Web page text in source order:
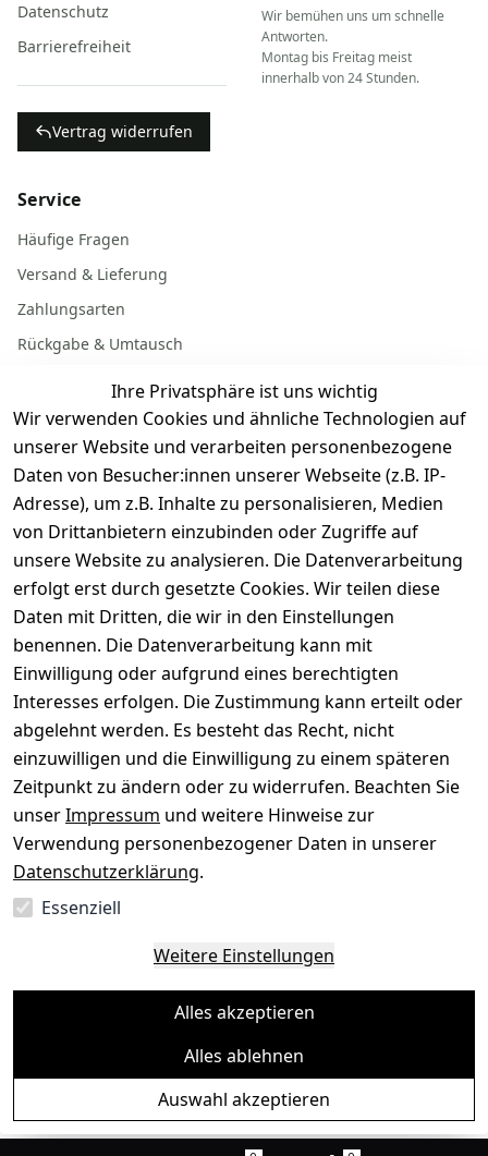
Ihre Privatsphäre ist uns wichtig
Wir verwenden Cookies und ähnliche Technologien auf
unserer Website und verarbeiten personenbezogene
Daten von Besucher:innen unserer Webseite (z.B. IP-
Adresse), um z.B. Inhalte zu personalisieren, Medien
von Drittanbietern einzubinden oder Zugriffe auf
unsere Website zu analysieren. Die Datenverarbeitung
erfolgt erst durch gesetzte Cookies. Wir teilen diese
Daten mit Dritten, die wir in den Einstellungen
benennen. Die Datenverarbeitung kann mit
Einwilligung oder aufgrund eines berechtigten
Interesses erfolgen. Die Zustimmung kann erteilt oder
abgelehnt werden. Es besteht das Recht, nicht
einzuwilligen und die Einwilligung zu einem späteren
Zeitpunkt zu ändern oder zu widerrufen. Beachten Sie
unserImpressum und weitere Hinweise zur
Verwendung personenbezogener Daten in unserer
Datenschutzerklärung.
Essenziell
Weitere Einstellungen
Alles akzeptieren
Alles ablehnen
Auswahl akzeptieren
Datenschutz
Barrierefreiheit
Vertrag widerrufen
Wir bemühen uns um schnelle
Antworten.
Montag bis Freitag meist
innerhalb von 24 Stunden.
Service
Häufige Fragen
Versand & Lieferung
Zahlungsarten
Rückgabe & Umtausch
Batterieentsorgung
Gerät verkaufen
Dein altes Gerät ist bares Geld wert. Festpreis in
wenigen Minuten, kostenfrei einsenden, Auszahlung
aufs Konto.
Gerät verkaufen
Sichere Zahlungsarten
SEPA Bank
Sicherheit
Deine Daten. Sicher. Vertraulich.
Ein Baum pro Bestellung